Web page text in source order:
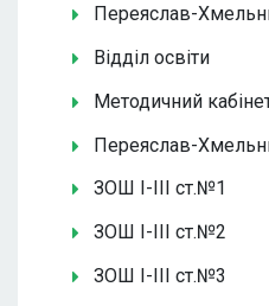
Переяслав-
Відділ освіти
Методичний
Переяслав-
ЗОШ І-ІІІ ст.№1
ЗОШ І-ІІІ ст.№2
ЗОШ І-ІІІ ст.№3